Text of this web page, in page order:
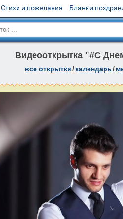
Стихи и пожелания Бланки
Видеооткрытка "#С
все открытки/ календарь/